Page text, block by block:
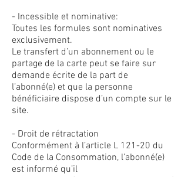
- Incessible et nominative:
Toutes les formules sont nominatives
exclusivement.
Le transfert d’un abonnement ou le
partage de la carte peut se faire sur
demande écrite de la part de
l’abonné(e) et que la personne
bénéficiaire dispose d’un compte sur le
site.
- Droit de rétractation
Conformément à l’article L 121-20 du
Code de la Consommation, l’abonné(e)
est informé qu’il